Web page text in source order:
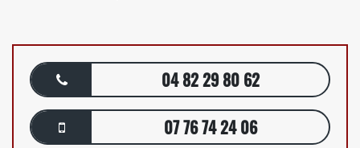
04 82 29 80 62
07 76 74 24 06